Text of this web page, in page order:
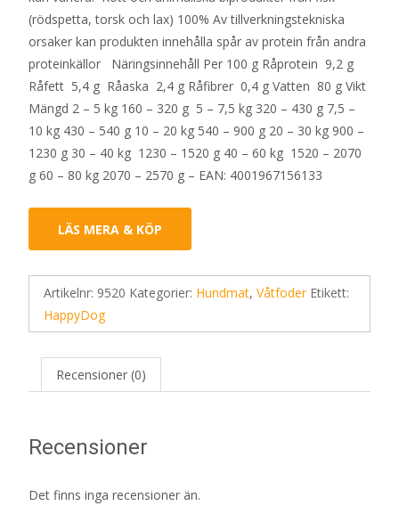
(rödspetta, torsk och lax) 100% Av tillverkningstekniska
orsaker kan produkten innehålla spår av protein från andra
proteinkällor Näringsinnehåll Per 100 g Råprotein 9,2 g
Råfett 5,4 g Råaska 2,4 g Råfibrer 0,4 g Vatten 80 g Vikt
Mängd 2 – 5 kg 160 – 320 g 5 – 7,5 kg 320 – 430 g 7,5 –
10 kg 430 – 540 g 10 – 20 kg 540 – 900 g 20 – 30 kg 900 –
1230 g 30 – 40 kg 1230 – 1520 g 40 – 60 kg 1520 – 2070
g 60 – 80 kg 2070 – 2570 g – EAN: 4001967156133
LÄS MERA & KÖP
Artikelnr: 9520 Kategorier: Hundmat, Våtfoder Etikett:
HappyDog
Recensioner (0)
Recensioner
Det finns inga recensioner än.